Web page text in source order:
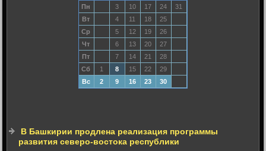
Пн 3 10 17 24
31
Вт
4 11 18
25
Ср
5 12 19
26
Чт
6 13 20
27
Пт
7 14 21
28
Сб
1 8 15 22
29
Вс
2 9 16 23 30
В Башкирии продлена реализация программы
развития северо-востока республики